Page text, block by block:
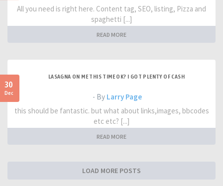
All you need is right here. Content tag, SEO, listing, Pizza and
spaghetti [...]
READ MORE
30
Dec
LASAGNA ON ME THIS TIME OK? I GOT PLENTY OF CASH
- By Larry Page
this should be fantastic. but what about links,images, bbcodes
etc etc? [...]
READ MORE
LOAD MORE POSTS